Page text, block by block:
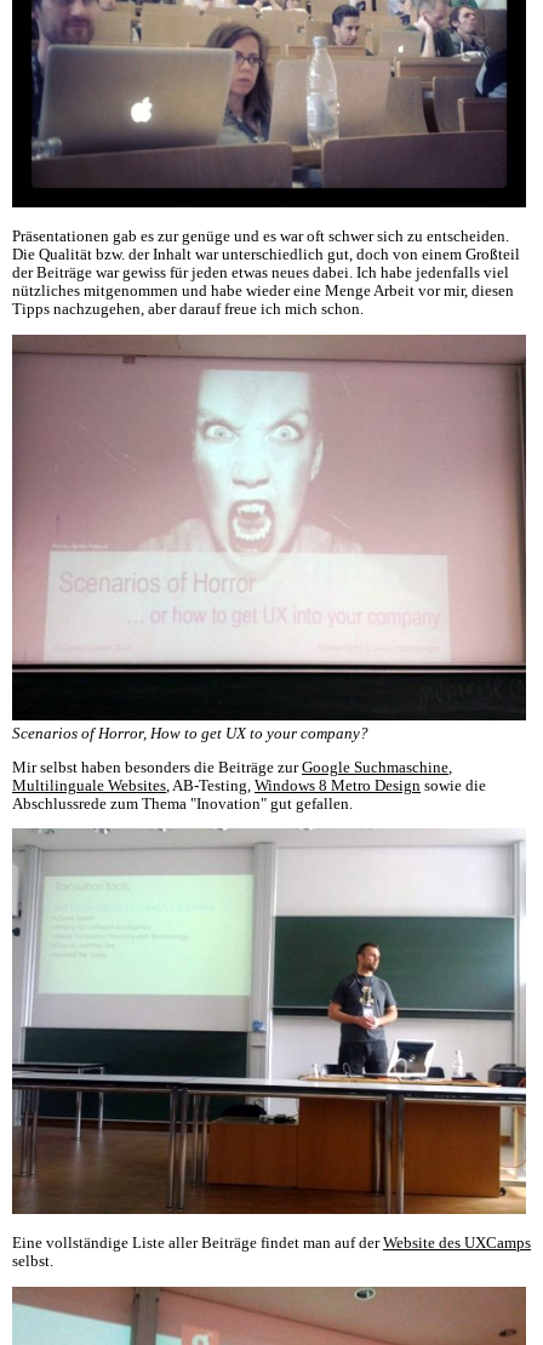
Präsentationen gab es zur genüge und es war oft schwer sich zu entscheiden.
Die Qualität bzw. der Inhalt war unterschiedlich gut, doch von einem Großteil
der Beiträge war gewiss für jeden etwas neues dabei. Ich habe jedenfalls viel
nützliches mitgenommen und habe wieder eine Menge Arbeit vor mir, diesen
Tipps nachzugehen, aber darauf freue ich mich schon.
Scenarios of Horror, How to get UX to your company?
Mir selbst haben besonders die Beiträge zurGoogle Suchmaschine
Multilinguale Websites , AB-Testing, Windows 8 Metro Design sowie die
Abschlussrede zum Thema "Inovation" gut gefallen.
Eine vollständige Liste aller Beiträge findet man auf derWebsite des UXCamps
selbst.